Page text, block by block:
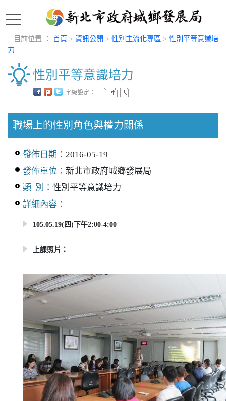
::: 目前位置 ： 首頁 > 資訊公開 > 性別主流化專區 > 性別平等意識培
力
性別平等意識培力
字級設定：
職場上的性別角色與權力關係
發佈日期： 2016-05-19
發佈單位： 新北市政府城鄉發展局
類 別： 性別平等意識培力
詳細內容：
105.05.19(四)下午2:00-4:00
上課照片：